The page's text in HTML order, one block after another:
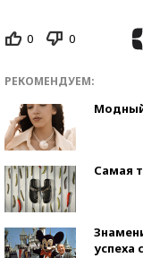
0 0
РЕКОМЕНДУЕМ:
Модный
Самая
успеха